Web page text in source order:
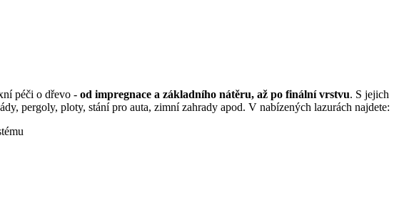
péči o dřevo - od impregnace a základního nátěru, až po finální vrstvu. S jejich
pergoly, ploty, stání pro auta, zimní zahrady apod. V nabízených lazurách najdete: